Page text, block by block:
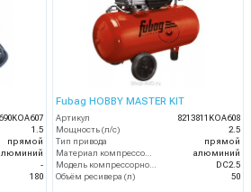
1.5
прямой
-
180
Fubag HOBBY MASTER KIT
Артикул
8213811KOA608
Мощность (л/с)
2.5
Тип привода
прямой
Материал компрессорной головки
алюминий
Модель компрессорной головки
DC2.5
Объём ресивера (л)
50